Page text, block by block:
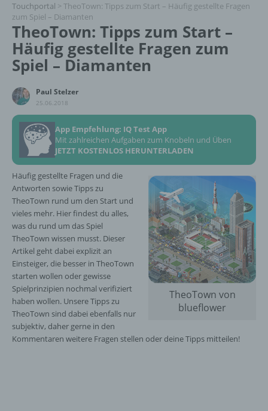
Touchportal > TheoTown: Tipps zum Start – Häufig gestellte Fragen
zum Spiel – Diamanten
TheoTown: Tipps zum Start –
Häufig gestellte Fragen zum
Spiel – Diamanten
Paul Stelzer
25.06.2018
App Empfehlung: IQ Test App
Mit zahlreichen Aufgaben zum Knobeln und Üben
JETZT KOSTENLOS HERUNTERLADEN
TheoTown von
blueflower
Häufig gestellte Fragen und die
Antworten sowie Tipps zu
TheoTown rund um den Start und
vieles mehr. Hier findest du alles,
was du rund um das Spiel
TheoTown wissen musst. Dieser
Artikel geht dabei explizit an
Einsteiger, die besser in TheoTown
starten wollen oder gewisse
Spielprinzipien nochmal verifiziert
haben wollen. Unsere Tipps zu
TheoTown sind dabei ebenfalls nur
subjektiv, daher gerne in den
Kommentaren weitere Fragen stellen oder deine Tipps mitteilen!